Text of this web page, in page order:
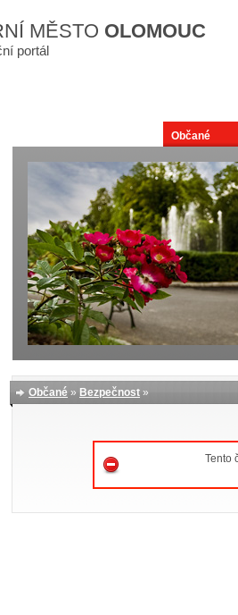
MĚSTO OLOMOUC
portál
Občané
Občané » Bezpečnost »
Tento